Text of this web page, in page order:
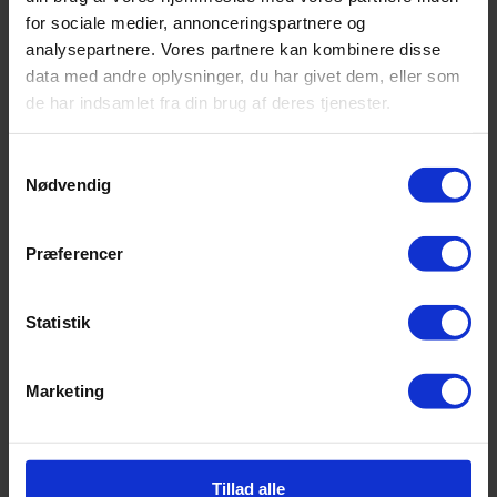
for sociale medier, annonceringspartnere og
analysepartnere. Vores partnere kan kombinere disse
data med andre oplysninger, du har givet dem, eller som
de har indsamlet fra din brug af deres tjenester.
Nødvendig
Præferencer
Statistik
Marketing
Tillad alle